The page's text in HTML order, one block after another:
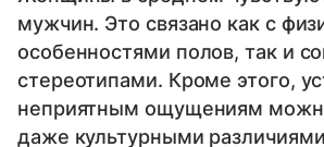
мужчин. Это связано как с
особенностями полов, так и
стереотипами. Кроме этого,
неприятным ощущениям
даже культурными